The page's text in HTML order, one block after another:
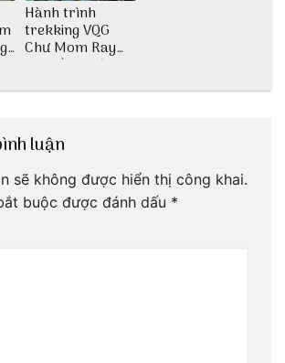
Hành trình
trekking VQG
Chư Mom Ray
tìm về núi rừng
luận
sẽ không được hiển thị công khai.
buộc được đánh dấu *